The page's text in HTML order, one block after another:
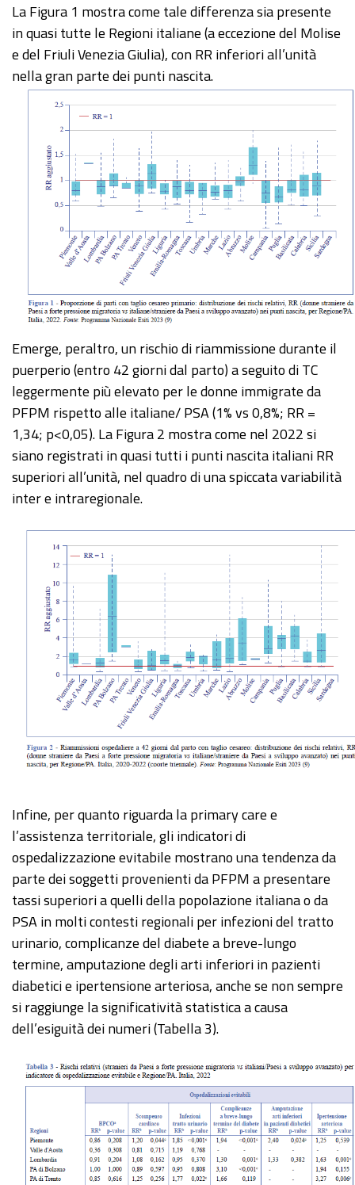
La Figura 1 mostra come tale differenza sia presente
in quasi tutte le Regioni italiane (a eccezione del Molise
e del Friuli Venezia Giulia), con RR inferiori all’unità
nella gran parte dei punti nascita.
Emerge, peraltro, un rischio di riammissione durante il
puerperio (entro 42 giorni dal parto) a seguito di TC
leggermente più elevato per le donne immigrate da
PFPM rispetto alle italiane/ PSA (1% vs 0,8%; RR =
1,34; p<0,05). La Figura 2 mostra come nel 2022 si
siano registrati in quasi tutti i punti nascita italiani RR
superiori all’unità, nel quadro di una spiccata variabilità
inter e intraregionale.
Infine, per quanto riguarda la primary care e
l’assistenza territoriale, gli indicatori di
ospedalizzazione evitabile mostrano una tendenza da
parte dei soggetti provenienti da PFPM a presentare
tassi superiori a quelli della popolazione italiana o da
PSA in molti contesti regionali per infezioni del tratto
urinario, complicanze del diabete a breve-lungo
termine, amputazione degli arti inferiori in pazienti
diabetici e ipertensione arteriosa, anche se non sempre
si raggiunge la significatività statistica a causa
dell’esiguità dei numeri (Tabella 3).